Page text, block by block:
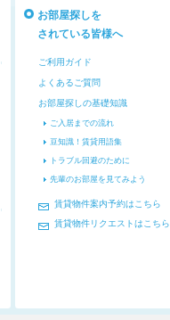
お部屋探しを
されている皆様へ
ご利用ガイド
よくあるご質問
お部屋探しの基礎知識
ご入居までの流れ
豆知識！賃貸用語集
トラブル回避のために
先輩のお部屋を見てみよう
賃貸物件案内予約はこちら
賃貸物件リクエストはこちら